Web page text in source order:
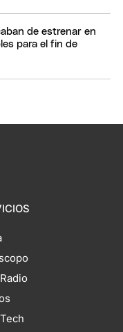
de estrenar en
para el fin de